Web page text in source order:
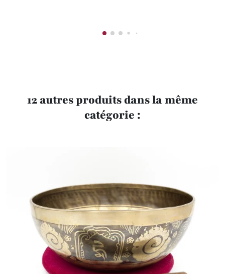
12 autres produits dans la même
catégorie :